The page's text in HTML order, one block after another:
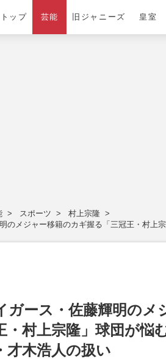
トップ 芸能 旧ジャニーズ 皇室
スポーツ
村上宗隆
のメジャー移籍のカギ握る「三冠王・村上
ガース・佐藤輝明のメ
・村上宗隆」球団が悩
才木浩人の扱い